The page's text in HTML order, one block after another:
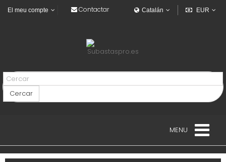
EUR
Catalán
El meu compte Contactar
Cercar
MENU
HABITATGES
150,00€